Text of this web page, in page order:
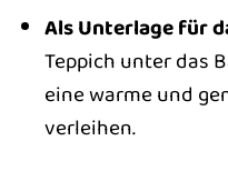
Als Unterlage für
Teppich unter das
eine warme und
verleihen.